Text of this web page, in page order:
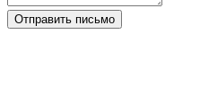
Отправить письмо